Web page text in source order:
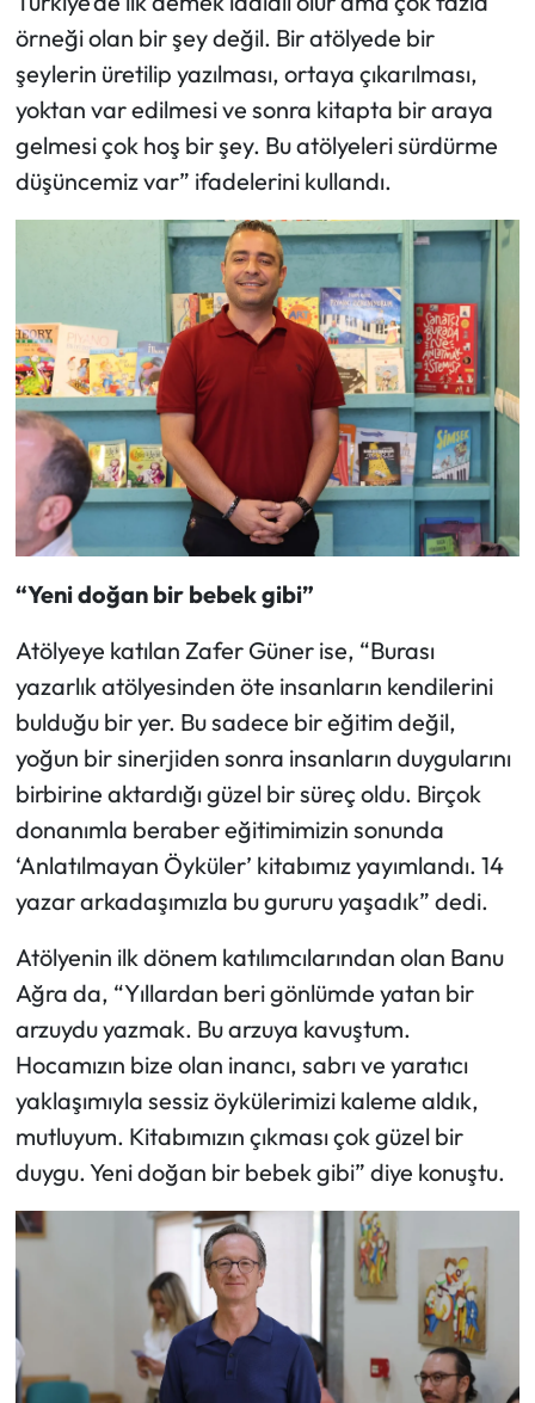
örneği olan bir şey değil. Bir atölyede bir
şeylerin üretilip yazılması, ortaya çıkarılması,
yoktan var edilmesi ve sonra kitapta bir araya
gelmesi çok hoş bir şey. Bu atölyeleri sürdürme
düşüncemiz var” ifadelerini kullandı.
“Yeni doğan bir bebek gibi”
Atölyeye katılan Zafer Güner ise, “Burası
yazarlık atölyesinden öte insanların kendilerini
bulduğu bir yer. Bu sadece bir eğitim değil,
yoğun bir sinerjiden sonra insanların duygularını
birbirine aktardığı güzel bir süreç oldu. Birçok
donanımla beraber eğitimimizin sonunda
‘Anlatılmayan Öyküler’ kitabımız yayımlandı. 14
yazar arkadaşımızla bu gururu yaşadık” dedi.
Atölyenin ilk dönem katılımcılarından olan Banu
Ağra da, “Yıllardan beri gönlümde yatan bir
arzuydu yazmak. Bu arzuya kavuştum.
Hocamızın bize olan inancı, sabrı ve yaratıcı
yaklaşımıyla sessiz öykülerimizi kaleme aldık,
mutluyum. Kitabımızın çıkması çok güzel bir
duygu. Yeni doğan bir bebek gibi” diye konuştu.